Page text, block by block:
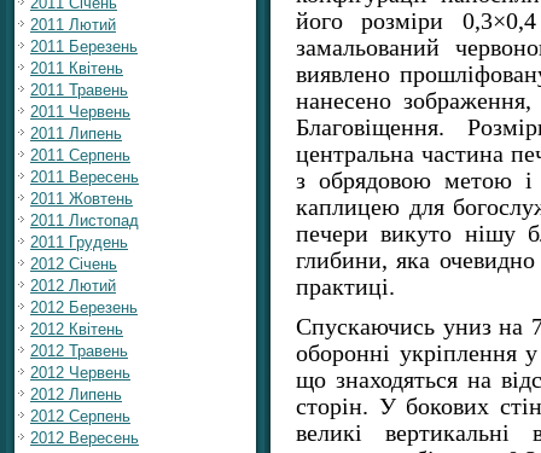
2011 Лютий
2011 Березень
2011 Квітень
2011 Травень
2011 Червень
2011 Липень
2011 Серпень
2011 Вересень
2011 Жовтень
2011 Листопад
2011 Грудень
2012 Січень
2012 Лютий
2012 Березень
2012 Квітень
2012 Травень
2012 Червень
2012 Липень
2012 Серпень
2012 Вересень
його розміри
замальований
виявлено
нанесено
Благовіщення.
центральна частина
з обрядовою метою і
каплицею для
печери викуто нішу
глибини, яка очевидно
практиці.
Спускаючись униз на
оборонні укріплення
що знаходяться на
сторін. У бокових
великі